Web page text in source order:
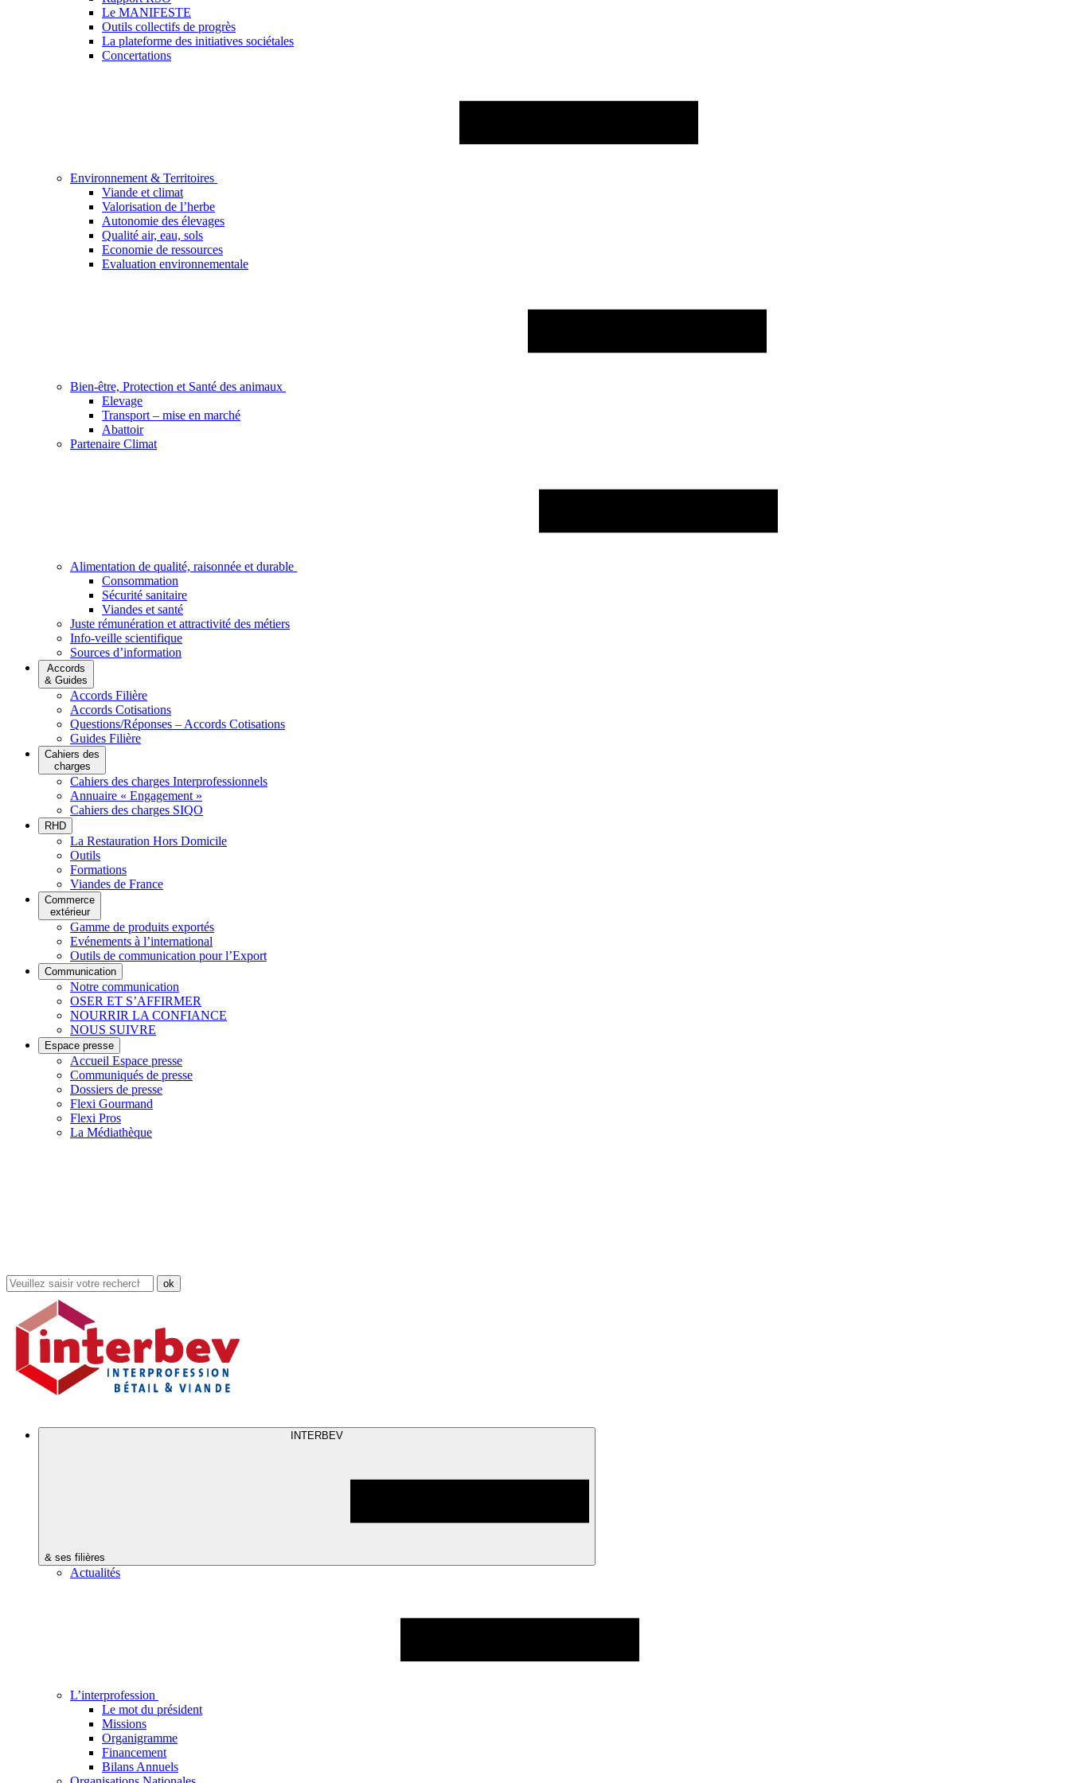
Le MANIFESTE
Outils collectifs de progrès
La plateforme des initiatives sociétales
Concertations
Environnement & Territoires
Viande et climat
Valorisation de l’herbe
Autonomie des élevages
Qualité air, eau, sols
Economie de ressources
Evaluation environnementale
Bien-être, Protection et Santé des animaux
Elevage
Transport – mise en marché
Abattoir
Partenaire Climat
Alimentation de qualité, raisonnée et durable
Consommation
Sécurité sanitaire
Viandes et santé
Juste rémunération et attractivité des métiers
Info-veille scientifique
Sources d’information
Accords
& Guides
Accords Filière
Accords Cotisations
Questions/Réponses – Accords Cotisations
Guides Filière
Cahiers des
charges
Cahiers des charges Interprofessionnels
Annuaire « Engagement »
Cahiers des charges SIQO
RHD
La Restauration Hors Domicile
Outils
Formations
Viandes de France
Commerce
extérieur
Gamme de produits exportés
Evénements à l’international
Outils de communication pour l’Export
Communication
Notre communication
OSER ET S’AFFIRMER
NOURRIR LA CONFIANCE
NOUS SUIVRE
Espace presse
Accueil Espace presse
Communiqués de presse
Dossiers de presse
Flexi Gourmand
Flexi Pros
La Médiathèque
Rechercher
dans
site
INTERBEV
& ses filières
Actualités
L’interprofession
Le mot du président
Missions
Organigramme
Financement
Bilans Annuels